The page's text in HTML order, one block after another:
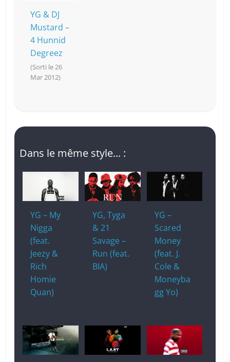
YG & DJ
Mustard –
4 Hunnid
Degreez
(Sorti le 26
Mar 2012)
Dans le même style... :
YG – My
Nigga
(feat.
Jeezy &
Rich
Homie
Quan)
YG, Tyga
& 21
Savage –
Run (feat.
BIA)
YG –
Scared
Money
(feat. J.
Cole &
Moneyba
gg Yo)